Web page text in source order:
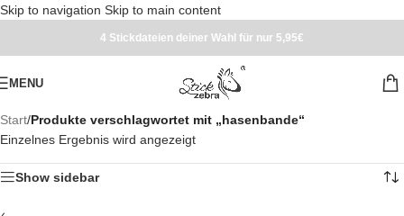
Skip to navigation Skip to main content
4 Stickdateien deiner Wahl für nur 5,95€
MENU
Start/Produkte verschlagwortet mit „hasenbande“
Einzelnes Ergebnis wird angezeigt
Show sidebar